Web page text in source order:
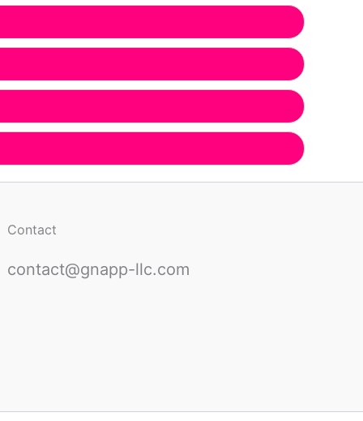
Contact
contact@gnapp-llc.com